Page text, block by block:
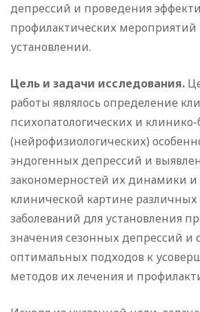
депрессий и проведения
профилактических
установлении.
Цель и задачи исследования.
работы являлось определение
психопатологических и
(нейрофизиологических)
эндогенных депрессий и
закономерностей их динамики и
клинической картине
заболеваний для установления
значения сезонных депрессий и
оптимальных подходов к
методов их лечения и